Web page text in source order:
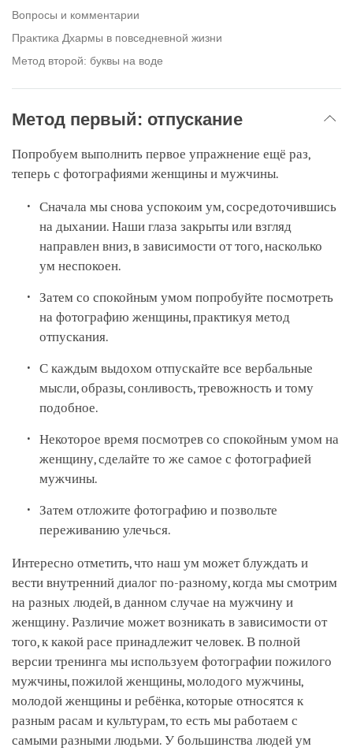
Вопросы и комментарии
Практика Дхармы в повседневной жизни
Метод второй: буквы на воде
Метод первый: отпускание
Попробуем выполнить первое упражнение ещё раз,
теперь с фотографиями женщины и мужчины.
Сначала мы снова успокоим ум, сосредоточившись
на дыхании. Наши глаза закрыты или взгляд
направлен вниз, в зависимости от того, насколько
ум неспокоен.
Затем со спокойным умом попробуйте посмотреть
на фотографию женщины, практикуя метод
отпускания.
С каждым выдохом отпускайте все вербальные
мысли, образы, сонливость, тревожность и тому
подобное.
Некоторое время посмотрев со спокойным умом на
женщину, сделайте то же самое с фотографией
мужчины.
Затем отложите фотографию и позвольте
переживанию улечься.
Интересно отметить, что наш ум может блуждать и
вести внутренний диалог по-разному, когда мы смотрим
на разных людей, в данном случае на мужчину и
женщину. Различие может возникать в зависимости от
того, к какой расе принадлежит человек. В полной
версии тренинга мы используем фотографии пожилого
мужчины, пожилой женщины, молодого мужчины,
молодой женщины и ребёнка, которые относятся к
разным расам и культурам, то есть мы работаем с
самыми разными людьми. У большинства людей ум